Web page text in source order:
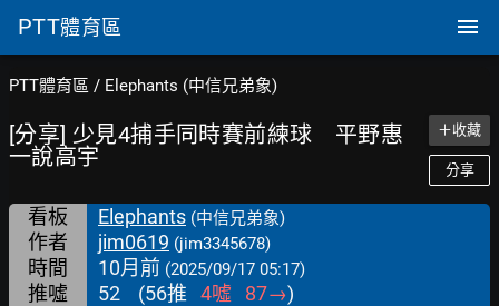
PTT體育區
PTT體育區 / Elephants (中信兄弟象)
[分享] 少見4捕手同時賽前練球 平野惠
一說高宇
＋收藏
分享
看板 Elephants (中信兄弟象)
作者 jim0619 (jim3345678)
時間 10月前 (2025/09/17 05:17)
推噓 52 (56推 4噓 87→)